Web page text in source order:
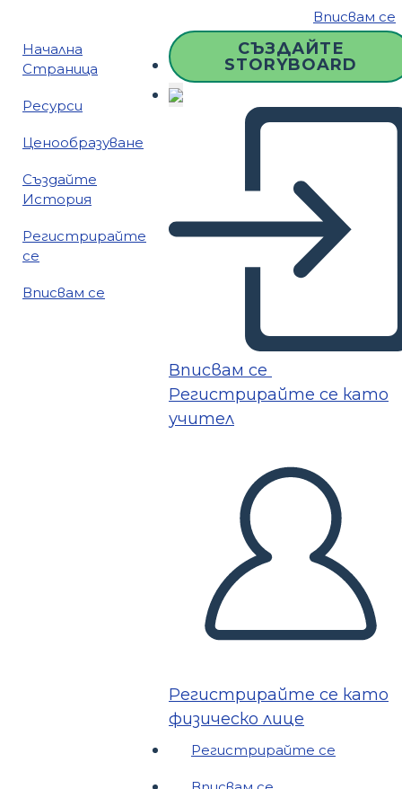
Вписвам се
Начална
Страница
Ресурси
Ценообразуване
Създайте
История
Регистрирайте
се
Вписвам се
СЪЗДАЙТЕ
STORYBOARD
Вписвам се
Регистрирайте се като
учител
Регистрирайте се като
физическо лице
Регистрирайте се